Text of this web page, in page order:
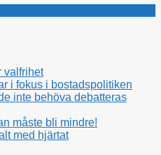
valfrihet
i fokus i bostadspolitiken
inte behöva debatteras
måste bli mindre!
med hjärtat